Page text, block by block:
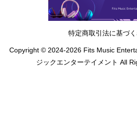
特定商取引法に基づ
Copyright © 2024-2026 Fits Music
ジックエンターテイメント All